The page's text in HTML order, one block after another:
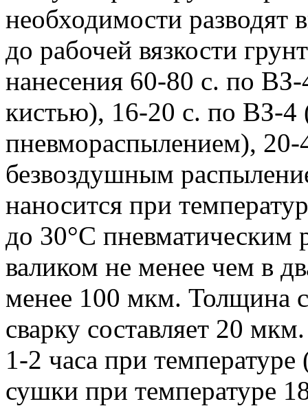
необходимости разводят
до рабочей вязкости
нанесения 60-80 с. по
кистью), 16-20 с. по ВЗ-4
пневмораспылением), 20-
безвоздушным
наносится при
до 30°С пневматическим
валиком не менее чем в
менее 100 мкм. Толщина
сварку составляет 20
1-2 часа при
сушки при температуре